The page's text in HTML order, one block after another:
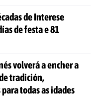
de Interese
de festa e 81
volverá a encher a
tradición,
todas as idades